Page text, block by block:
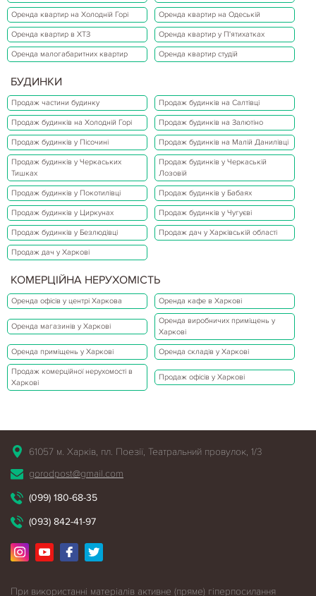
Оренда квартир на Холодній Горі Оренда квартир на Одеській
Оренда квартир в ХТЗ Оренда квартир у П'ятихатках
Оренда малогабаритних квартир Оренда квартир студій
БУДИНКИ
Продаж частини будинку Продаж будинків на Салтівці
Продаж будинків на Холодній Горі Продаж будинків на Залютіно
Продаж будинків у Пісочині Продаж будинків на Малій Данилівці
Продаж будинків у Черкаських
Тишках
Продаж будинків у Черкаській
Лозовій
Продаж будинків у Покотилівці Продаж будинків у Бабаях
Продаж будинків у Циркунах Продаж будинків у Чугуєві
Продаж будинків у Безлюдівці Продаж дач у Харківській області
Продаж дач у Харкові
КОМЕРЦІЙНА НЕРУХОМІСТЬ
Оренда офісів у центрі Харкова Оренда кафе в Харкові
Оренда магазинів у Харкові
Оренда виробничих приміщень у
Харкові
Оренда приміщень у Харкові Оренда складів у Харкові
Продаж комерційної нерухомості в
Харкові
Продаж офісів у Харкові
61057 м. Харків, пл. Поезії, Театральний провулок, 1/3
gorodpost@gmail.com
(099) 180-68-35
(093) 842-41-97
При використанні матеріалів активне (пряме) гіперпосилання